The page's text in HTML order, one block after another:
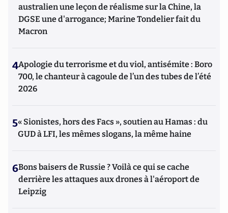
australien une leçon de réalisme sur la Chine, la
DGSE une d'arrogance; Marine Tondelier fait du
Macron
4Apologie du terrorisme et du viol, antisémite : Boro
700, le chanteur à cagoule de l’un des tubes de l’été
2026
5« Sionistes, hors des Facs », soutien au Hamas : du
GUD à LFI, les mêmes slogans, la même haine
6Bons baisers de Russie ? Voilà ce qui se cache
derrière les attaques aux drones à l'aéroport de
Leipzig